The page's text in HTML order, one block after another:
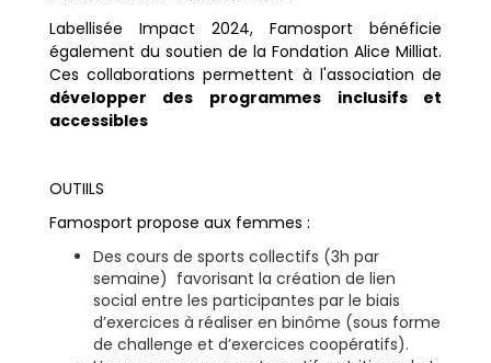
Labellisée Impact 2024, Famosport bénéficie
également du soutien de la Fondation Alice Milliat.
Ces collaborations permettent à l'association de
développer des programmes inclusifs et
accessibles
OUTIILS
Famosport propose aux femmes :
Des cours de sports collectifs (3h par
semaine) favorisant la création de lien
social entre les participantes par le biais
d’exercices à réaliser en binôme (sous forme
de challenge et d’exercices coopératifs).